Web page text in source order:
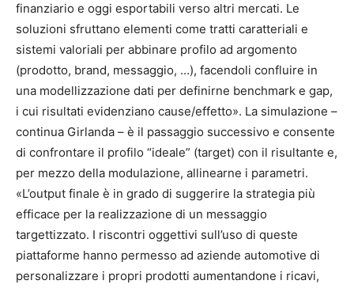
finanziario e oggi esportabili verso altri mercati. Le
soluzioni sfruttano elementi come tratti caratteriali e
sistemi valoriali per abbinare profilo ad argomento
(prodotto, brand, messaggio, …), facendoli confluire in
una modellizzazione dati per definirne benchmark e gap,
i cui risultati evidenziano cause/effetto». La simulazione –
continua Girlanda – è il passaggio successivo e consente
di confrontare il profilo “ideale” (target) con il risultante e,
per mezzo della modulazione, allinearne i parametri.
«L’output finale è in grado di suggerire la strategia più
efficace per la realizzazione di un messaggio
targettizzato. I riscontri oggettivi sull’uso di queste
piattaforme hanno permesso ad aziende automotive di
personalizzare i propri prodotti aumentandone i ricavi,